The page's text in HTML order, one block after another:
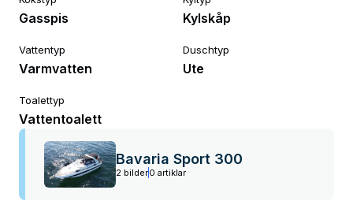
Gasspis Kylskåp
Vattentyp
Varmvatten
Duschtyp
Ute
Toalettyp
Vattentoalett
Bavaria Sport 300
2 bilder0 artiklar